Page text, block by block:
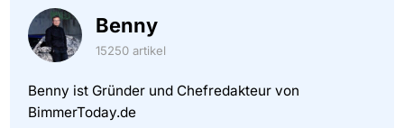
Benny
15250 artikel
Benny ist Gründer und Chefredakteur von
BimmerToday.de